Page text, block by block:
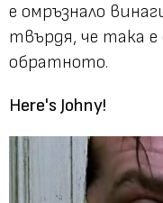
е омръзнало
твърдя, че така
обратното.
Here's Johny!